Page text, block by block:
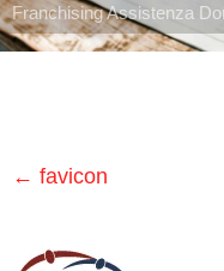
Franchising Assistenza
← favicon
Assistenza
ospedaliera
Medici